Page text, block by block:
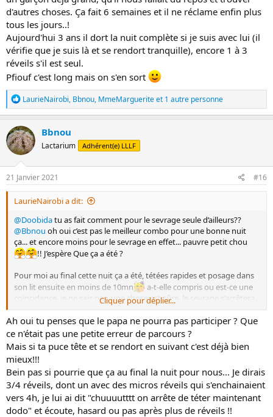
d'autres choses. Ça fait 6 semaines et il ne réclame enfin plus
tous les jours..!
Aujourd'hui 3 ans il dort la nuit complète si je suis avec lui (il
vérifie que je suis là et se rendort tranquille), encore 1 à 3
réveils s'il est seul.
Pfiouf c'est long mais on s'en sort
R
é
a
c
t
i
o
n
s
LaurieNairobi, Bbnou, MmeMargueriteet 1 autre personne
Bbnou
Lactarium Adhérent(e) LLLF
21 Janvier 2021 #16
LaurieNairobi a dit:
@Doobidatu as fait comment pour le sevrage seule d’ailleurs??
@Bbnou oh oui c’est pas le meilleur combo pour une bonne nuit
ça... et encore moins pour le sevrage en effet... pauvre petit chou
!! J’espère Que ça a été ?
Pour moi au final cette nuit ça a été, tétées rapides et posage dans
son lit ensuite en moins de 10mn
a-t-elle compris ou est-ce une
coïncidence, je ne sais pas, une chose est sûre, le sevrage s'arrêtera
aussi vite qu’il a commencé et je repars avec l’espoir qu’elle me fasse
des tétées « raisonnables » plutôt qu’envisager d’y mettre un terme.
Et cette étape m’a aussi permis de comprendre que si je rechange
d’avis, je devrai gérer moi-même et ne pas compter sur le papa...
Cliquer pour déplier...
Ah oui tu penses que le papa ne pourra pas participer ? Que
ce n'était pas une petite erreur de parcours ?
Mais si ta puce tête et se rendort en suivant c'est déjà bien
mieux!!!
Bein pas si pourrie que ça au final la nuit pour nous... Je dirais
3/4 réveils, dont un avec des micros réveils qui s'enchainaient
vers 4h, je lui ai dit "chuuuutttt on arrête de téter maintenant
dodo" et écoute, hasard ou pas après plus de réveils !!